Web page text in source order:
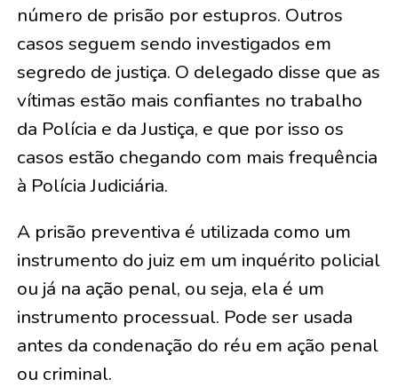
número de prisão por estupros. Outros
casos seguem sendo investigados em
segredo de justiça. O delegado disse que as
vítimas estão mais confiantes no trabalho
da Polícia e da Justiça, e que por isso os
casos estão chegando com mais frequência
à Polícia Judiciária.
A prisão preventiva é utilizada como um
instrumento do juiz em um inquérito policial
ou já na ação penal, ou seja, ela é um
instrumento processual. Pode ser usada
antes da condenação do réu em ação penal
ou criminal.